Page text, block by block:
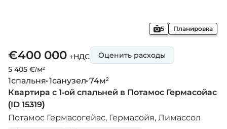
5 Планировка
€400 000 +НДС
5 405 €/м²
Оценить расходы
1спальня 1санузел 74м²
Квартира с 1-ой спальней в Потамос Гермасойас
(ID 15319)
Потамос Гермасогейас, Гермасойя, Лимассол